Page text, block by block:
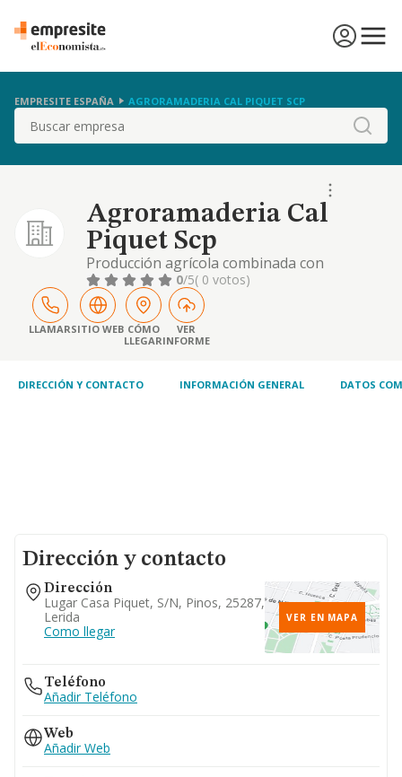
EMPRESITE ESPAÑA AGRORAMADERIA CAL PIQUET SCP
Buscar
Agroramaderia Cal
Piquet Scp
Producción agrícola combinada con
ganadería
0/5( 0 votos)
LLAMARSITIO WEB CÓMO
LLEGAR
VER
INFORME
DIRECCIÓN Y CONTACTO INFORMACIÓN GENERAL DATOS
Dirección y contacto
Dirección
Lugar Casa Piquet, S/n, Pinos, 25287,
Lerida
Como llegar
VER EN MAPA
Teléfono
Añadir Teléfono
Web
Añadir Web